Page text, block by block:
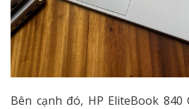
Bên cạnh đó, HP EliteBook